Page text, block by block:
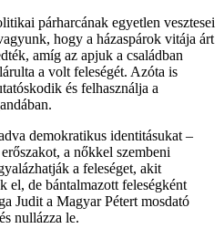
párharcának egyetlen vesztesei
hogy a házaspárok vitája árt
amíg az apjuk a családban
a volt feleségét. Azóta is
és felhasználja a
demokratikus identitásukat –
a nőkkel szembeni
a feleséget, akit
el, de bántalmazott feleségként
Judit a Magyar Pétert mosdató
nullázza le.